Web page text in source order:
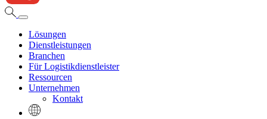
Lösungen
Dienstleistungen
Branchen
Für Logistikdienstleister
Ressourcen
Unternehmen
Kontakt